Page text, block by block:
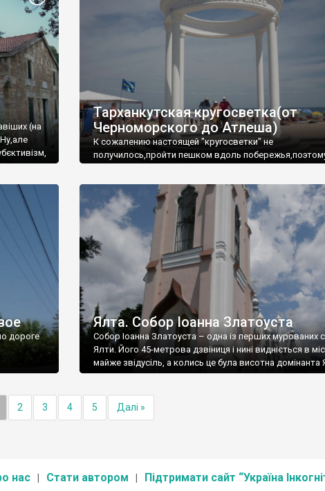
(на
Тарханкутская кругосветка(от
Черноморского до Атлеша)
К сожалению настоящей "кругосветки" не
получилось,пройти пешком вдоль
дороге
Ялта. Собор Іоанна Златоуста
Собор Іоанна Златоуста – одна із перших мурованих
Ялти. Його 45-метрова дзвіниця і нині видніється в
майже звідусіль, а колись це була висотна домінанта
2 3 4 5 Далі »
нас Стати автором Підтримати сайт “Україна